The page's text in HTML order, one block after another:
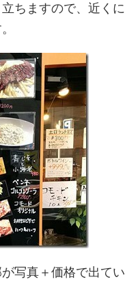
ちますので、近くに
写真＋価格で出てい